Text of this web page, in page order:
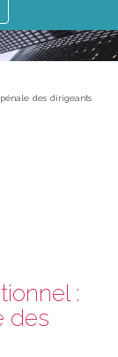
des dirigeants
:
des